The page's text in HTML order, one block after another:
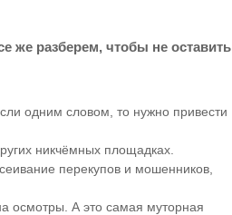
же разберем, чтобы не оставить
одним словом, то нужно привести
никчёмных площадках.
перекупов и мошенников,
осмотры. А это самая муторная